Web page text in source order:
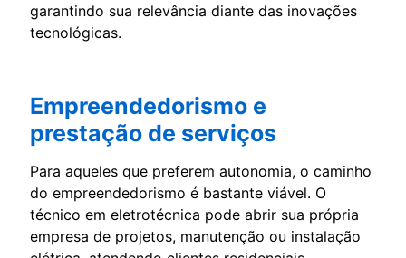
garantindo sua relevância diante das inovações
tecnológicas.
Empreendedorismo e
prestação de serviços
Para aqueles que preferem autonomia, o caminho
do empreendedorismo é bastante viável. O
técnico em eletrotécnica pode abrir sua própria
empresa de projetos, manutenção ou instalação